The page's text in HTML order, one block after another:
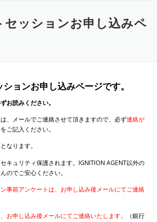
セッションお申し込みペ
ョンお申し込みページです。
お読みください。
、メールでご連絡させて頂きますので、必ず連絡が
をご記入ください。
となります。
キュリティ保護されます。IGNITION AGENT以外の
のでご安心ください。
事前アンケートは、お申し込み後メールにてご連絡
お申し込み後メールにてご連絡いたします。
（銀行